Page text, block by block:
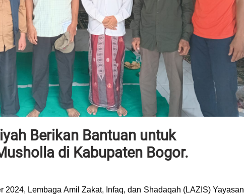
Berikan Bantuan untuk
di Kabupaten Bogor.
2024, Lembaga Amil Zakat, Infaq, dan Shadaqah (LAZIS) Yayasan